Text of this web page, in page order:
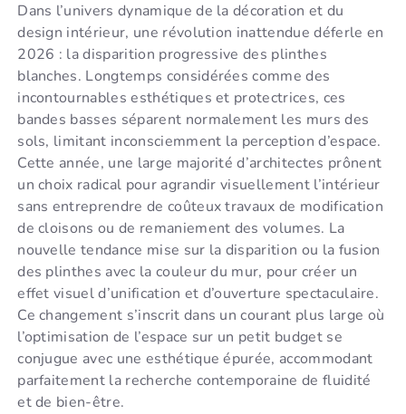
Dans l’univers dynamique de la décoration et du
design intérieur, une révolution inattendue déferle en
2026 : la disparition progressive des plinthes
blanches. Longtemps considérées comme des
incontournables esthétiques et protectrices, ces
bandes basses séparent normalement les murs des
sols, limitant inconsciemment la perception d’espace.
Cette année, une large majorité d’architectes prônent
un choix radical pour agrandir visuellement l’intérieur
sans entreprendre de coûteux travaux de modification
de cloisons ou de remaniement des volumes. La
nouvelle tendance mise sur la disparition ou la fusion
des plinthes avec la couleur du mur, pour créer un
effet visuel d’unification et d’ouverture spectaculaire.
Ce changement s’inscrit dans un courant plus large où
l’optimisation de l’espace sur un petit budget se
conjugue avec une esthétique épurée, accommodant
parfaitement la recherche contemporaine de fluidité
et de bien-être.